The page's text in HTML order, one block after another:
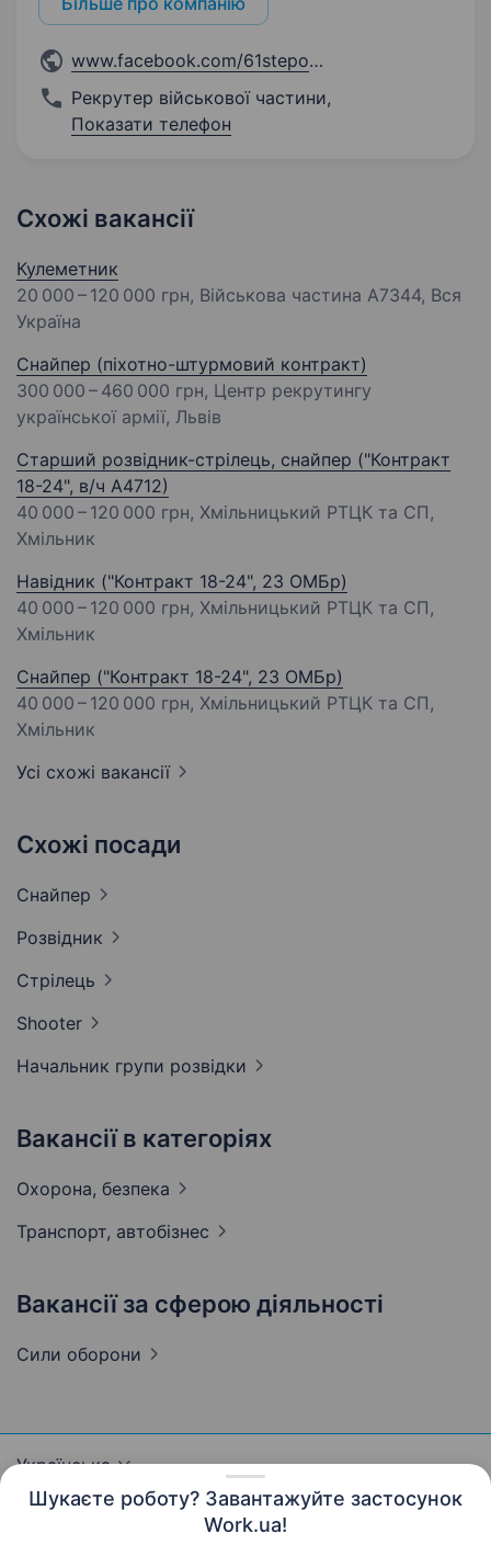
Шукаєте роботу? Завантажуйте застосунок
Work.ua!
www.facebook.com/61stepova
Рекрутер військової частини,
Показати телефон
Схожі вакансії
Кулеметник
20 000 – 120 000 грн, Військова частина А7344, Вся
Україна
Снайпер (піхотно-штурмовий контракт)
300 000 – 460 000 грн, Центр рекрутингу
української армії, Львів
Старший розвідник-стрілець, снайпер ("Контракт
18-24", в/ч А4712)
40 000 – 120 000 грн, Хмільницький РТЦК та СП,
Хмільник
Навідник ("Контракт 18-24", 23 ОМБр)
40 000 – 120 000 грн, Хмільницький РТЦК та СП,
Хмільник
Снайпер ("Контракт 18-24", 23 ОМБр)
40 000 – 120 000 грн, Хмільницький РТЦК та СП,
Хмільник
Усі схожі вакансії
Схожі посади
Снайпер
Розвідник
Стрілець
Shooter
Начальник групи розвідки
Вакансії в категоріях
Охорона, безпека
Транспорт, автобізнес
Вакансії за сферою діяльності
Сили оборони
Українська